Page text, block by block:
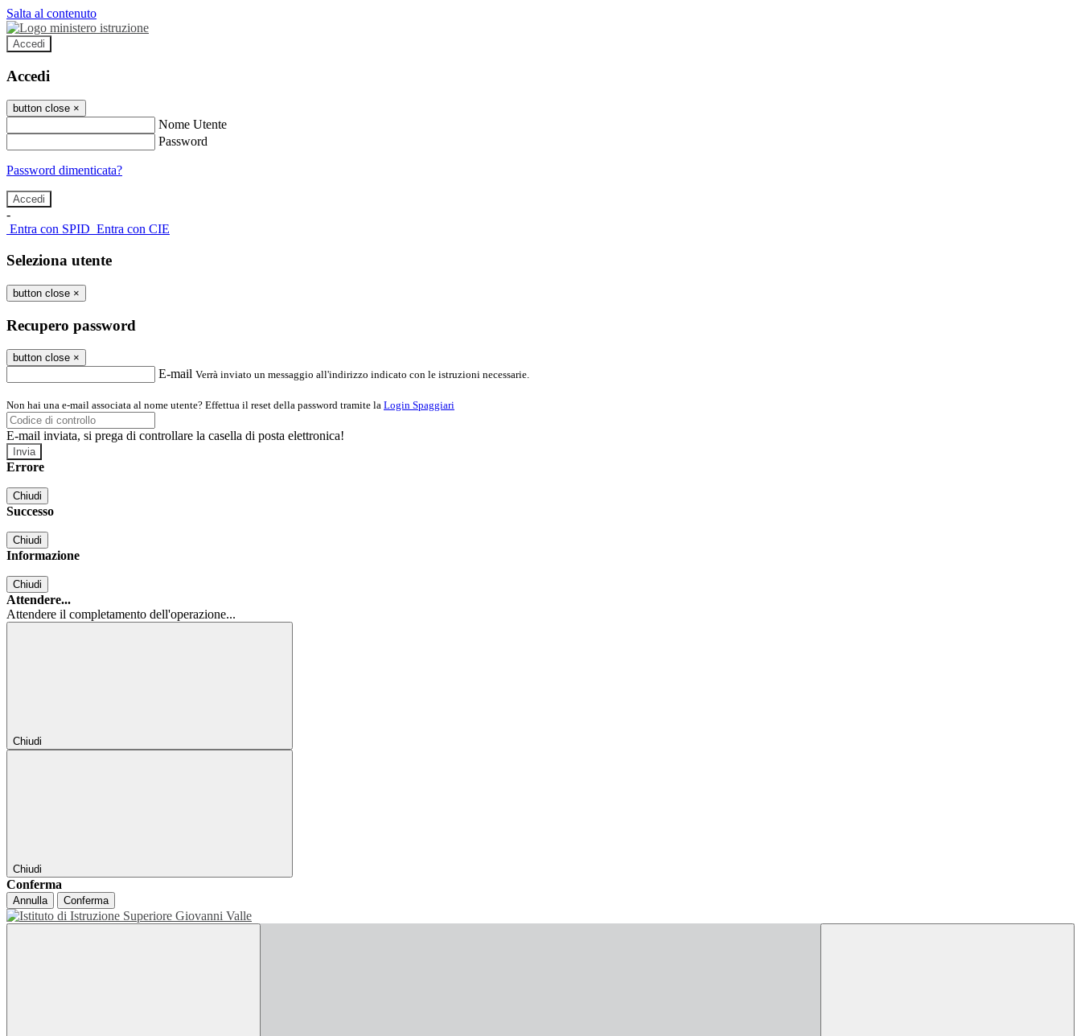
Salta al contenuto
Accedi
Accedi
button close ×
Nome Utente
Password
Password dimenticata?
-
Entra con SPID Entra con CIE
Seleziona utente
button close ×
Recupero password
button close ×
E-mail Verrà inviato un messaggio all'indirizzo indicato con le istruzioni necessarie.
Non hai una e-mail associata al nome utente? Effettua il reset della password tramite la Login Spaggiari
E-mail inviata, si prega di controllare la casella di posta elettronica!
Errore
Chiudi
Successo
Chiudi
Informazione
Chiudi
Attendere...
Attendere il completamento dell'operazione...
Chiudi
Chiudi
Conferma
Annulla Conferma